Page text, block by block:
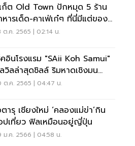
ก็ต Old Town ปักหมุด 5 ร้าน
หารเด็ด-คาเฟ่เก๋ๆ ที่นี่มีแต่ของ
อย
ต.ค. 2565 | 02:14 น.
คอินโรงแรม "SAii Koh Samui"
วิลล่าสุดชิลล์ ริมหาดเชิงมน
ะสมุย
ต.ค. 2565 | 04:47 น.
ตารุ เชียงใหม่ ‘คลองแม่ข่า’กิน
ปเที่ยว ฟิลเหมือนอยู่ญี่ปุ่น
ม.ค. 2566 | 04:58 น.